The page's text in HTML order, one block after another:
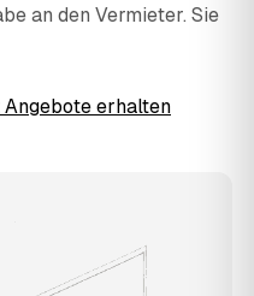
an den Vermieter. Sie
Angebote erhalten